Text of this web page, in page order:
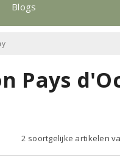
Blogs
Pays
2 soortgelijke artikelen